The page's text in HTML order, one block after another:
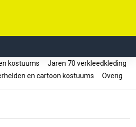
kostuums
Jaren 70 verkleedkleding
en cartoon kostuums Overig